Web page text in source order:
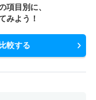
項目別に、
みよう！
較する